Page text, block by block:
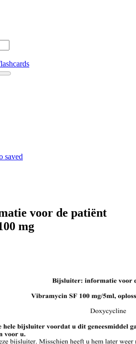
saved
voor de patiënt
mg